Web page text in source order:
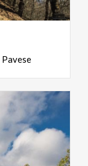
Pavese